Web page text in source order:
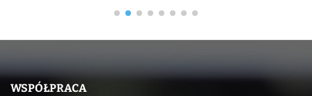
WSPÓŁPRACA